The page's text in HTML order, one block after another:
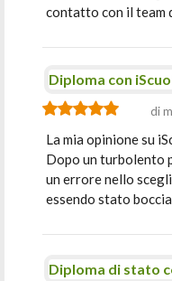
contatto con il team
Diploma con
di
La mia opinione su
Dopo un turbolento
un errore nello
essendo stato
Diploma di stato